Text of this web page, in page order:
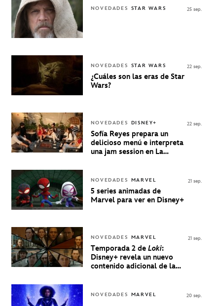
NOVEDADES STAR WARS 25 sep.
NOVEDADES STAR WARS
¿Cuáles son las eras de Star
Wars?
22 sep.
NOVEDADES DISNEY+
Sofía Reyes prepara un
delicioso menú e interpreta
una jam session en La
22 sep.
NOVEDADES MARVEL
5 series animadas de
Marvel para ver en Disney+
21 sep.
NOVEDADES MARVEL
Temporada 2 de Loki:
Disney+ revela un nuevo
contenido adicional de la
21 sep.
NOVEDADES MARVEL 20 sep.